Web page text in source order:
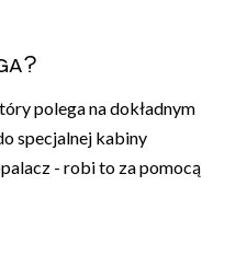
polega na dokładnym
specjalnej kabiny
- robi to za pomocą